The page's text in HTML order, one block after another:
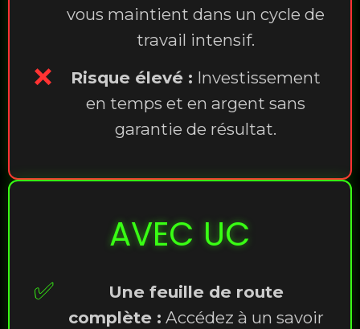
vous maintient dans un cycle de
travail intensif.
❌ Risque élevé : Investissement
en temps et en argent sans
garantie de résultat.
AVEC UC
✅
Une feuille de route
complète : Accédez à un savoir